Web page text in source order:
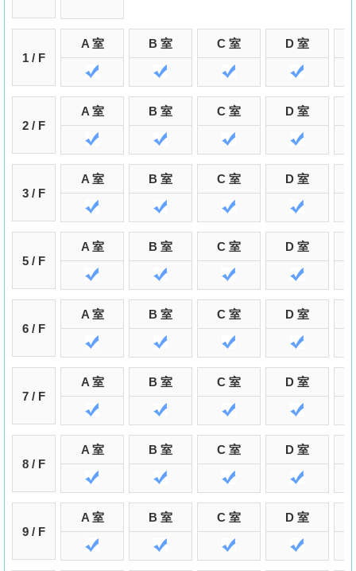
們
1 / F
A 室 B 室 C 室 D 室
2 / F
A 室 B 室 C 室 D 室
3 / F
A 室 B 室 C 室 D 室
5 / F
A 室 B 室 C 室 D 室
6 / F
A 室 B 室 C 室 D 室
7 / F
A 室 B 室 C 室 D 室
8 / F
A 室 B 室 C 室 D 室
9 / F
A 室 B 室 C 室 D 室